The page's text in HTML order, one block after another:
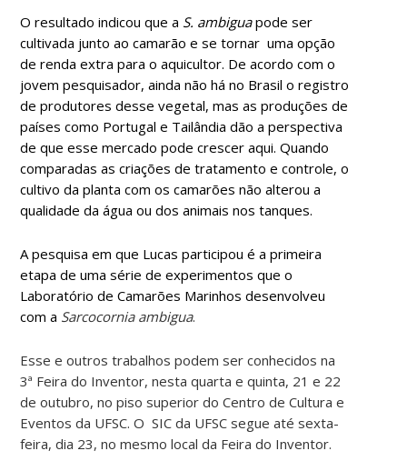
O resultado indicou que a S. ambiguapode ser
cultivada junto ao camarão e se tornar uma opção
de renda extra para o aquicultor. De acordo com o
jovem pesquisador, ainda não há no Brasil o registro
de produtores desse vegetal, mas as produções de
países como Portugal e Tailândia dão a perspectiva
de que esse mercado pode crescer aqui. Quando
comparadas as criações de tratamento e controle, o
cultivo da planta com os camarões não alterou a
qualidade da água ou dos animais nos tanques.
A pesquisa em que Lucas participou é a primeira
etapa de uma série de experimentos que o
Laboratório de Camarões Marinhos desenvolveu
com a Sarcocornia ambigua.
Esse e outros trabalhos podem ser conhecidos na
3ª Feira do Inventor, nesta quarta e quinta, 21 e 22
de outubro, no piso superior do Centro de Cultura e
Eventos da UFSC. O SIC da UFSC segue até sexta-
feira, dia 23, no mesmo local da Feira do Inventor.